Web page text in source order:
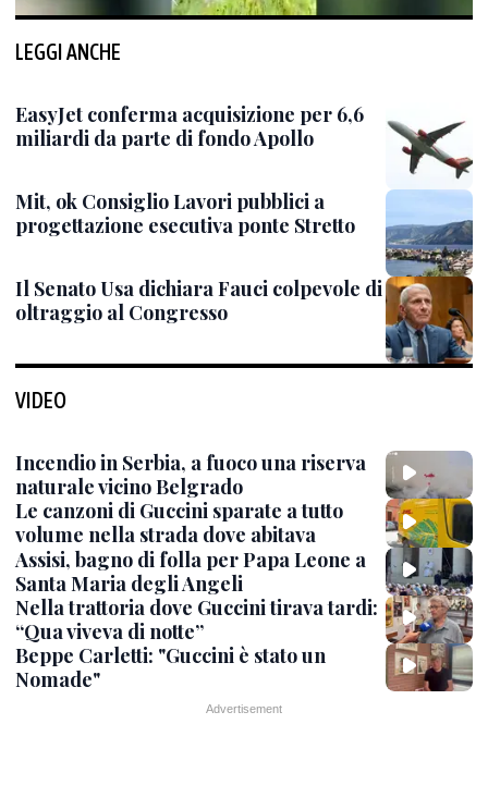
LEGGI ANCHE
EasyJet conferma acquisizione per 6,6
miliardi da parte di fondo Apollo
Mit, ok Consiglio Lavori pubblici a
progettazione esecutiva ponte Stretto
Il Senato Usa dichiara Fauci colpevole di
oltraggio al Congresso
VIDEO
Incendio in Serbia, a fuoco una riserva
naturale vicino Belgrado
Le canzoni di Guccini sparate a tutto
volume nella strada dove abitava
Assisi, bagno di folla per Papa Leone a
Santa Maria degli Angeli
Nella trattoria dove Guccini tirava tardi:
“Qua viveva di notte”
Beppe Carletti: "Guccini è stato un
Nomade"